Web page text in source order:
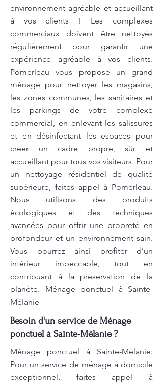
environnement agréable et accueillant
à vos clients ! Les complexes
commerciaux doivent être nettoyés
régulièrement pour garantir une
expérience agréable à vos clients.
Pomerleau vous propose un grand
ménage pour nettoyer les magasins,
les zones communes, les sanitaires et
les parkings de votre complexe
commercial, en enlevant les salissures
et en désinfectant les espaces pour
créer un cadre propre, sûr et
accueillant pour tous vos visiteurs. Pour
un nettoyage résidentiel de qualité
supérieure, faites appel à Pomerleau.
Nous utilisons des produits
écologiques et des techniques
avancées pour offrir une propreté en
profondeur et un environnement sain.
Vous pourrez ainsi profiter d’un
intérieur impeccable, tout en
contribuant à la préservation de la
planète. Ménage ponctuel à Sainte-
Mélanie
Besoin d'un service de Ménage
ponctuel à Sainte-Mélanie ?
Ménage ponctuel à Sainte-Mélanie:
Pour un service de ménage à domicile
exceptionnel, faites appel à